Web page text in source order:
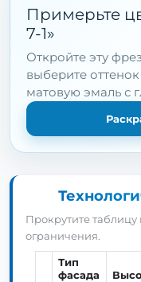
Примерьте
7-1»
Откройте эту
выберите
матовую эмаль с
Прокрутите таблицу
ограничения.
Тип
фасада